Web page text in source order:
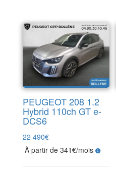
PEUGEOT 208 1.2
Hybrid 110ch GT e-
DCS6
22 490€
À partir de 341€/mois